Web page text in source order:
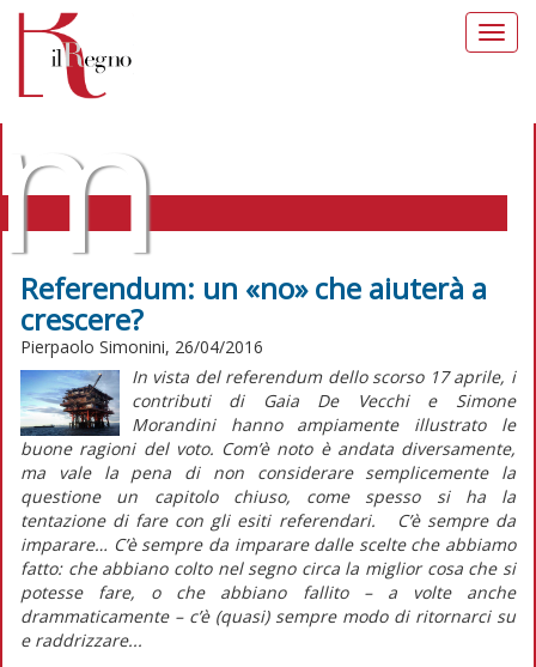
MORALIA TAG: TRIVELLAZIONI
Referendum: un «no» che aiuterà a
crescere?
Pierpaolo Simonini, 26/04/2016
In vista del referendum dello scorso 17 aprile, i
contributi di Gaia De Vecchi e Simone
Morandini hanno ampiamente illustrato le
buone ragioni del voto. Com’è noto è andata diversamente,
ma vale la pena di non considerare semplicemente la
questione un capitolo chiuso, come spesso si ha la
tentazione di fare con gli esiti referendari. C’è sempre da
imparare… C’è sempre da imparare dalle scelte che abbiamo
fatto: che abbiano colto nel segno circa la miglior cosa che si
potesse fare, o che abbiano fallito – a volte anche
drammaticamente – c’è (quasi) sempre modo di ritornarci su
e raddrizzare...